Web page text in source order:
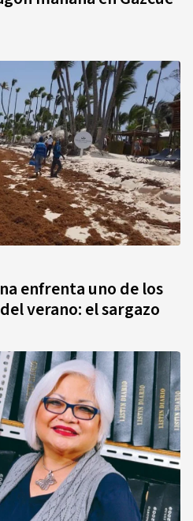
enfrenta uno de los
verano: el sargazo